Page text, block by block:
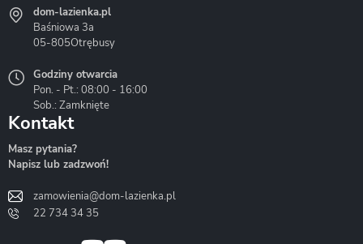
Hydrostop
Liveno
dom-lazienka.pl
Baśniowa 3a
05-805Otrębusy
Godziny otwarcia
Pon. - Pt.: 08:00 - 16:00
Sob.: Zamknięte
Kontakt
Masz pytania?
Napisz lub zadzwoń!
zamowienia@dom-lazienka.pl
22 734 34 35